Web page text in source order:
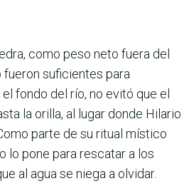
como peso neto fuera del
suficientes para
fondo del río, no evitó que el
la orilla, al lugar donde Hilario
parte de su ritual místico
lo pone para rescatar a los
al agua se niega a olvidar.